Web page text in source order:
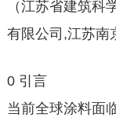
（江苏省建筑
有限公司,江苏南
0 引言
当前全球涂料面